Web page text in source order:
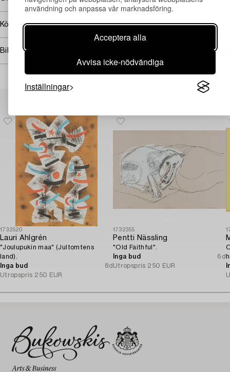
användning och anpassa vår marknadsföring.
Acceptera alla
Avvisa icke-nödvändiga
Inställningar
Köpinformation
Bildrättigheter
Andra har även tittat på
1732520
Lauri Ahlgrén
"Joulupukin maa" (Jultomtens
land).
Inga bud
8d
Utropspris 250 EUR
1732355
Pentti Nässling
"Old Faithful".
Inga bud
6d
Utropspris 250 EUR